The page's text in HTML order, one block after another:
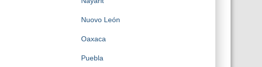
Nuovo León
Oaxaca
Puebla